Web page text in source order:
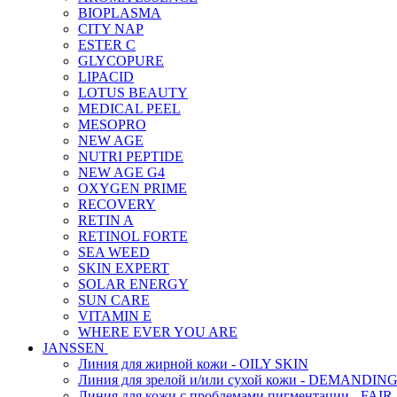
BIOPLASMA
CITY NAP
ESTER C
GLYCOPURE
LIPACID
LOTUS BEAUTY
MEDICAL PEEL
MESOPRO
NEW AGE
NUTRI PEPTIDE
NEW AGE G4
OXYGEN PRIME
RECOVERY
RETIN A
RETINOL FORTE
SEA WEED
SKIN EXPERT
SOLAR ENERGY
SUN CARE
VITAMIN E
WHERE EVER YOU ARE
JANSSEN
Линия для жирной кожи - OILY SKIN
Линия для зрелой и/или сухой кожи -